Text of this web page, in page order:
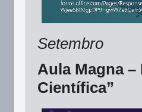
Setembro
Aula Magna
Científica”